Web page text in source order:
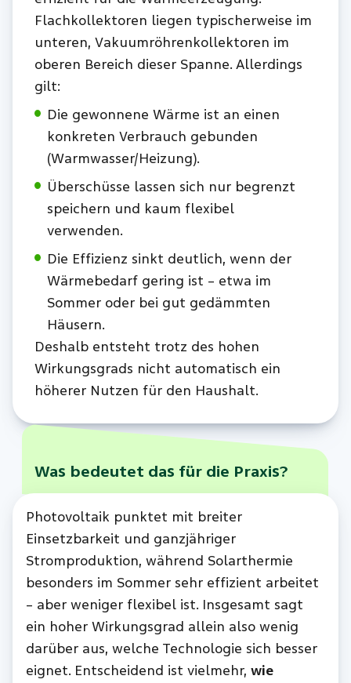
Flachkollektoren liegen typischerweise im
unteren, Vakuumröhrenkollektoren im
oberen Bereich dieser Spanne. Allerdings
gilt:
Die gewonnene Wärme ist an einen
konkreten Verbrauch gebunden
(Warmwasser/Heizung).
Überschüsse lassen sich nur begrenzt
speichern und kaum flexibel
verwenden.
Die Effizienz sinkt deutlich, wenn der
Wärmebedarf gering ist – etwa im
Sommer oder bei gut gedämmten
Häusern.
Deshalb entsteht trotz des hohen
Wirkungsgrads nicht automatisch ein
höherer Nutzen für den Haushalt.
Was bedeutet das für die Praxis?
Photovoltaik punktet mit breiter
Einsetzbarkeit und ganzjähriger
Stromproduktion, während Solarthermie
besonders im Sommer sehr effizient arbeitet
– aber weniger flexibel ist. Insgesamt sagt
ein hoher Wirkungsgrad allein also wenig
darüber aus, welche Technologie sich besser
eignet. Entscheidend ist vielmehr, wie